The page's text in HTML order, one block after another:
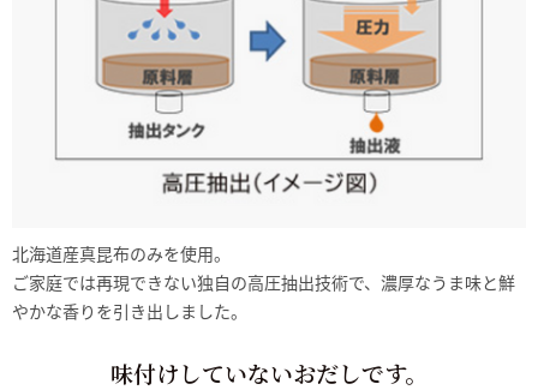
北海道産真昆布のみを使用。
ご家庭では再現できない独自の高圧抽出技術で、濃厚なうま味と鮮
やかな香りを引き出しました。
味付けしていないおだしです。